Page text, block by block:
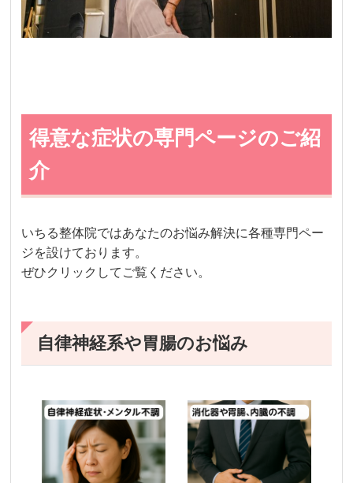
得意な症状の専門ページのご紹
介
いちる整体院ではあなたのお悩み解決に各種専門ペー
ジを設けております。
ぜひクリックしてご覧ください。
自律神経系や胃腸のお悩み